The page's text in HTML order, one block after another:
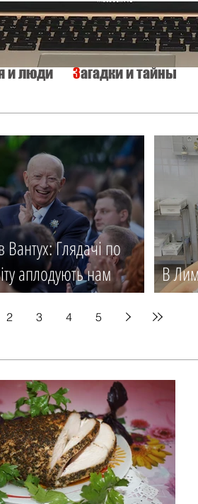
и людиЗагадки и тайны
Глядачі по
аплодують нам
В
мед.
2 3 4 5